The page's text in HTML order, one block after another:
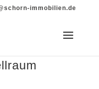
immobilien.de